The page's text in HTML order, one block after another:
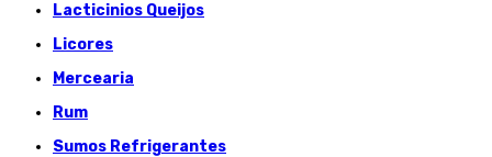
Lacticinios Queijos
Licores
Mercearia
Rum
Sumos Refrigerantes